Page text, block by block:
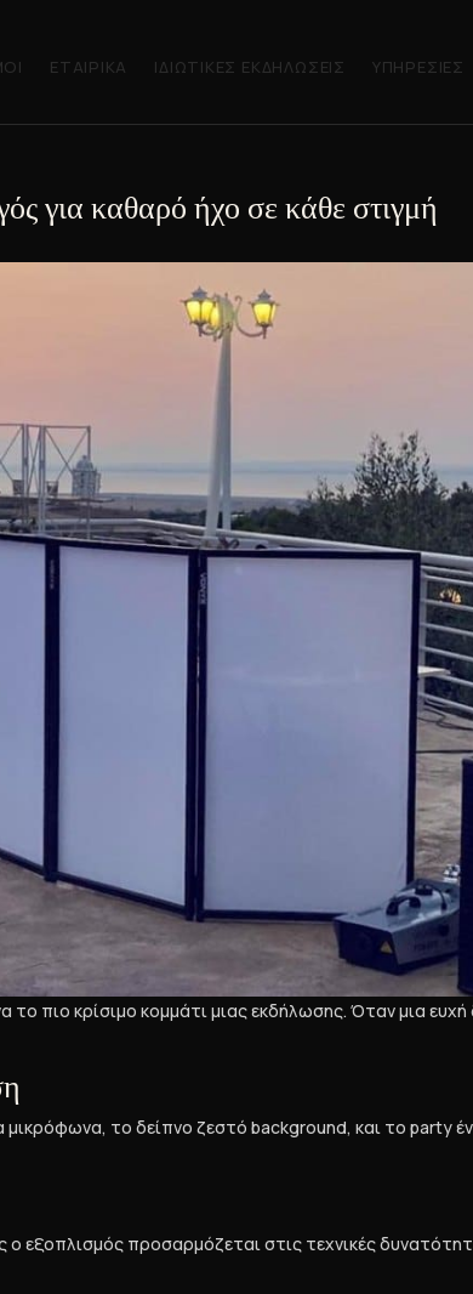
ΕΤΑΙΡΙΚΆ ΙΔΙΩΤΙΚΈΣ ΕΚΔΗΛΏΣΕΙΣ ΥΠΗΡΕΣΊΕΣ
για καθαρό ήχο σε κάθε στιγμή
το πιο κρίσιμο κομμάτι μιας εκδήλωσης. Όταν μια
το δείπνο ζεστό background, και το party
εξοπλισμός προσαρμόζεται στις τεχνικές